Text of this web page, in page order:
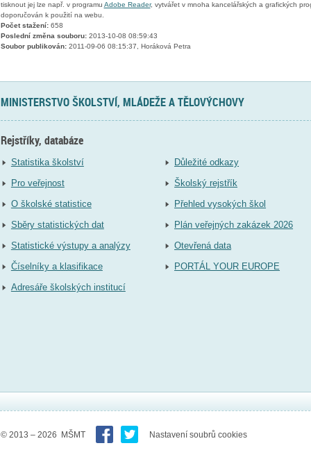
tisknout jej lze např. v programu Adobe Reader, vytvářet v mnoha kancelářských a grafických
doporučován k použití na webu.
Počet stažení:658
Poslední změna souboru:2013-10-08 08:59:43
Soubor publikován:2011-09-06 08:15:37, Horáková Petra
MINISTERSTVO ŠKOLSTVÍ, MLÁDEŽE A TĚLOVÝCHOVY
Rejstříky, databáze
Statistika školství
Pro veřejnost
O školské statistice
Sběry statistických dat
Statistické výstupy a analýzy
Číselníky a klasifikace
Adresáře školských institucí
Důležité odkazy
Školský rejstřík
Přehled vysokých škol
Plán veřejných zakázek 2026
Otevřená data
PORTÁL YOUR EUROPE
© 2013 – 2026 MŠMT Nastavení soubrů cookies